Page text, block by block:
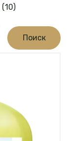
(10)
Поиск